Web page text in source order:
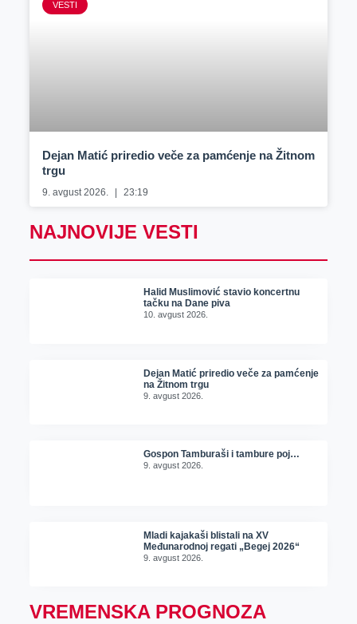
VESTI
Dejan Matić priredio veče za pamćenje na Žitnom
trgu
9. avgust 2026. 23:19
NAJNOVIJE VESTI
Halid Muslimović stavio koncertnu
tačku na Dane piva
10. avgust 2026.
Dejan Matić priredio veče za pamćenje
na Žitnom trgu
9. avgust 2026.
Gospon Tamburaši i tambure poj…
9. avgust 2026.
Mladi kajakaši blistali na XV
Međunarodnoj regati „Begej 2026“
9. avgust 2026.
VREMENSKA PROGNOZA